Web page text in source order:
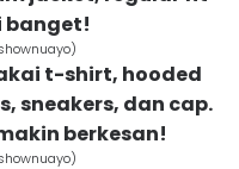
banget!
t-shirt, hooded
sneakers, dan cap.
berkesan!